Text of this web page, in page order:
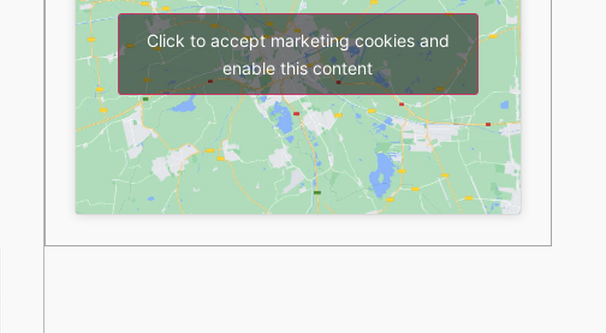
Click to accept marketing cookies and
enable this content